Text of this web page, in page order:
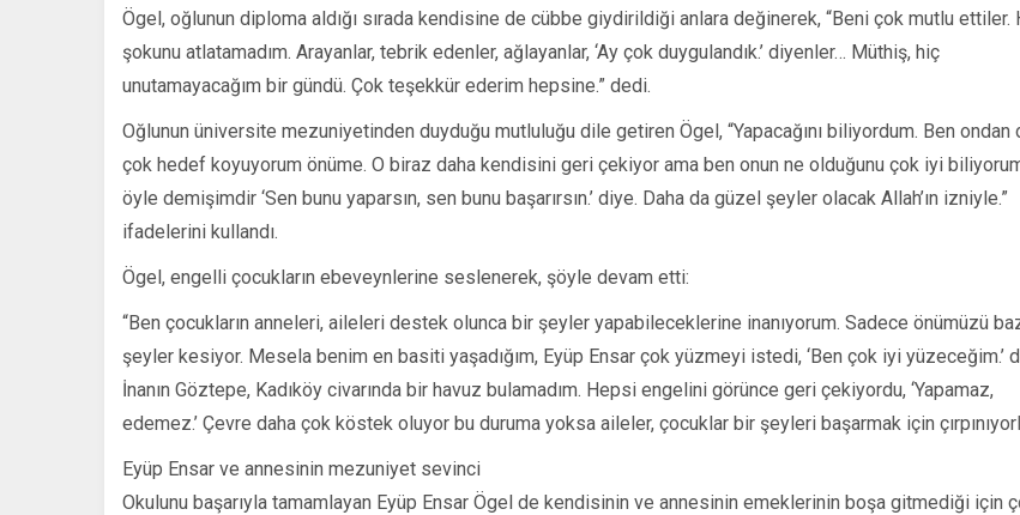
Ögel, oğlunun diploma aldığı sırada kendisine de cübbe giydirildiği anlara değinerek, “Beni çok mutlu ettiler.
şokunu atlatamadım. Arayanlar, tebrik edenler, ağlayanlar, ‘Ay çok duygulandık.’ diyenler… Müthiş, hiç
unutamayacağım bir gündü. Çok teşekkür ederim hepsine.” dedi.
Oğlunun üniversite mezuniyetinden duyduğu mutluluğu dile getiren Ögel, “Yapacağını biliyordum. Ben ondan
çok hedef koyuyorum önüme. O biraz daha kendisini geri çekiyor ama ben onun ne olduğunu çok iyi
öyle demişimdir ‘Sen bunu yaparsın, sen bunu başarırsın.’ diye. Daha da güzel şeyler olacak Allah’ın izniyle.”
ifadelerini kullandı.
Ögel, engelli çocukların ebeveynlerine seslenerek, şöyle devam etti:
“Ben çocukların anneleri, aileleri destek olunca bir şeyler yapabileceklerine inanıyorum. Sadece önümüzü
şeyler kesiyor. Mesela benim en basiti yaşadığım, Eyüp Ensar çok yüzmeyi istedi, ‘Ben çok iyi yüzeceğim.’
İnanın Göztepe, Kadıköy civarında bir havuz bulamadım. Hepsi engelini görünce geri çekiyordu, ‘Yapamaz,
edemez.’ Çevre daha çok köstek oluyor bu duruma yoksa aileler, çocuklar bir şeyleri başarmak için
Eyüp Ensar ve annesinin mezuniyet sevinci
Okulunu başarıyla tamamlayan Eyüp Ensar Ögel de kendisinin ve annesinin emeklerinin boşa gitmediği için